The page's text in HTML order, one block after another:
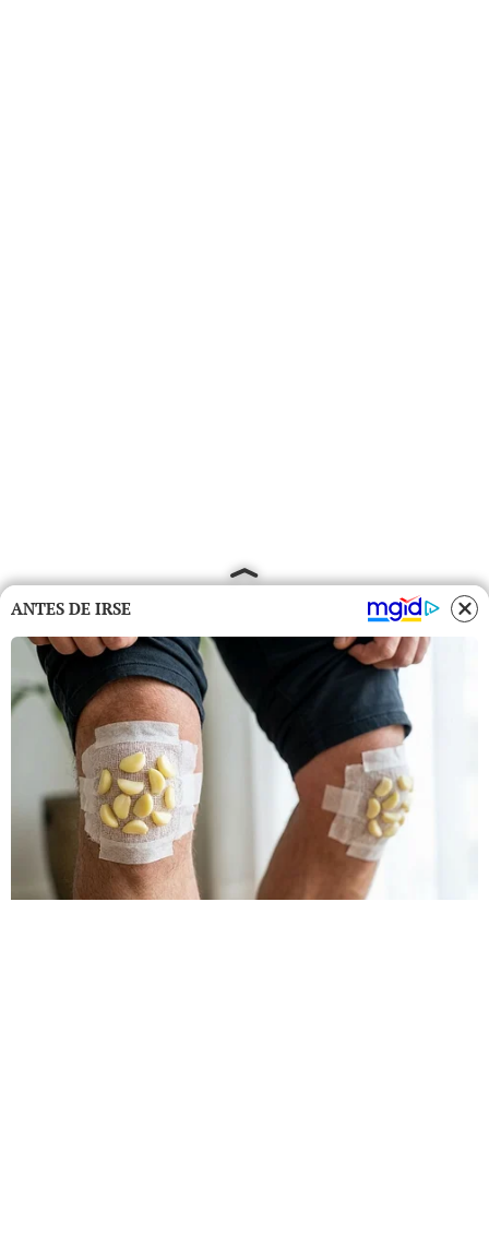
ANTES DE IRSE